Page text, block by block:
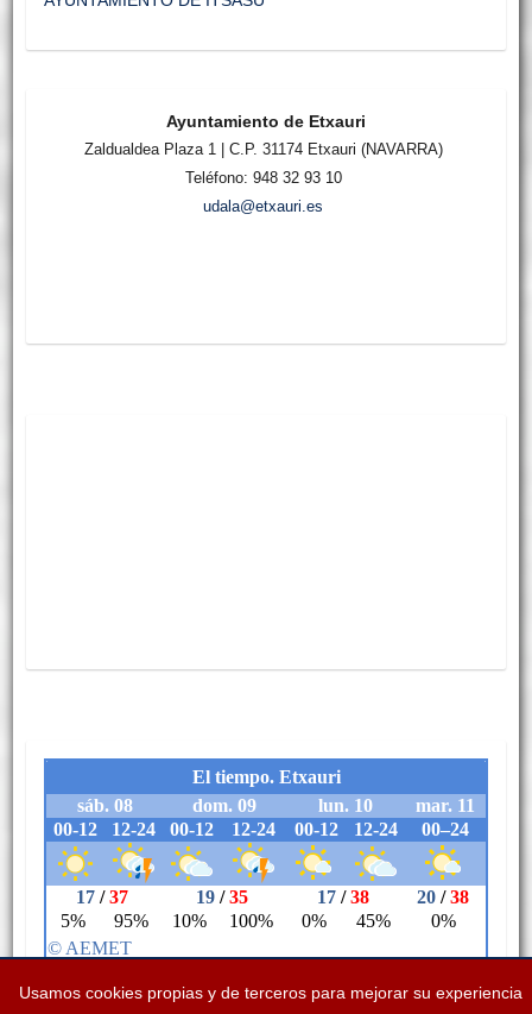
Usamos cookies propias y de terceros para mejorar su experiencia
Ayuntamiento de Etxauri
Zaldualdea Plaza 1 | C.P. 31174 Etxauri (NAVARRA)
Teléfono: 948 32 93 10
udala@etxauri.es